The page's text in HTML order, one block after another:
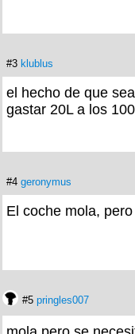
#3 klublus
el hecho de que
gastar 20L a los
#4 geronymus
El coche mola,
#5 pringles007